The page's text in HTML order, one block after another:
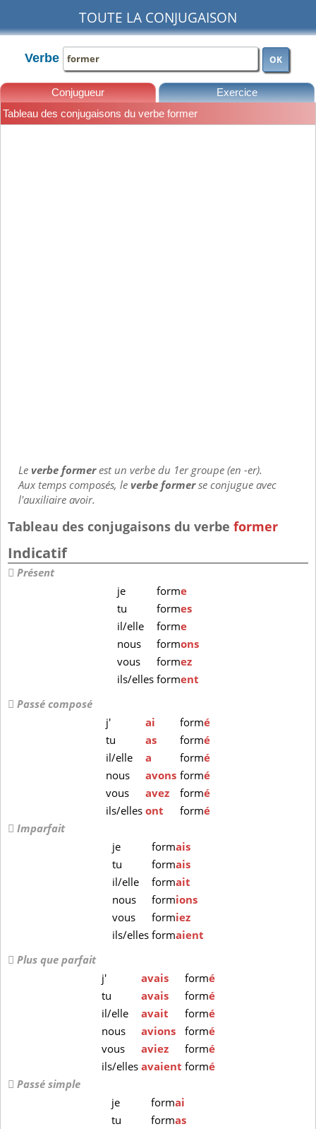
TOUTE LA CONJUGAISON
Verbe OK
Conjugueur Exercice
Tableau des conjugaisons du verbe former
Leverbe formerest un verbe du 1er groupe (en -er).
Aux temps composés, leverbe formerse conjugue avec
l'auxiliaire avoir.
Tableau des conjugaisons du verbe former
Indicatif
Présent
je
forme
tu
formes
il/elle
forme
nous
formons
vous
formez
ils/ellesforment
Passé composé
j'
ai formé
tu
as formé
il/elle
a formé
nous
avons formé
vous
avez formé
ils/ellesont formé
Imparfait
je
formais
tu
formais
il/elle
formait
nous
formions
vous
formiez
ils/ellesformaient
Plus que parfait
j'
avais formé
tu
avais formé
il/elle
avait formé
nous
avions formé
vous
aviez formé
ils/elles avaient formé
Passé simple
je
formai
tu
formas